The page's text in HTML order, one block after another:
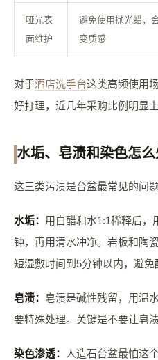
哑光表
面维护
避免使用抛光蜡，
变质感
对于酒店洗手台这类高频使用
好打理，近几年采购比例明显上
水垢、皂渍和染色怎
这三类污渍是台盆最常见的问
水垢： 用白醋和水1:1稀释后，
钟，再用清水冲净。岩板和陶
短湿敷时间到5分钟以内，避免
皂渍： 皂渍是碱性残留，用温
要特殊处理。关键是不要让皂
染色渗透：
人造石台盆最怕这